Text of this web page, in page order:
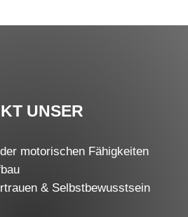
UNSER
motorischen Fähigkeiten
& Selbstbewusstsein